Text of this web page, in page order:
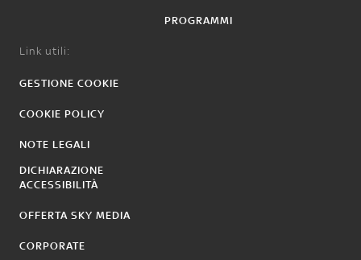
PROGRAMMI
Link utili:
GESTIONE COOKIE
COOKIE POLICY
NOTE LEGALI
DICHIARAZIONE
ACCESSIBILITÀ
OFFERTA SKY MEDIA
CORPORATE